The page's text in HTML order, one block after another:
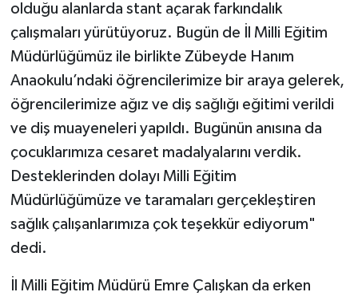
olduğu alanlarda stant açarak farkındalık
çalışmaları yürütüyoruz. Bugün de İl Milli Eğitim
Müdürlüğümüz ile birlikte Zübeyde Hanım
Anaokulu’ndaki öğrencilerimize bir araya gelerek,
öğrencilerimize ağız ve diş sağlığı eğitimi verildi
ve diş muayeneleri yapıldı. Bugünün anısına da
çocuklarımıza cesaret madalyalarını verdik.
Desteklerinden dolayı Milli Eğitim
Müdürlüğümüze ve taramaları gerçekleştiren
sağlık çalışanlarımıza çok teşekkür ediyorum"
dedi.
İl Milli Eğitim Müdürü Emre Çalışkan da erken